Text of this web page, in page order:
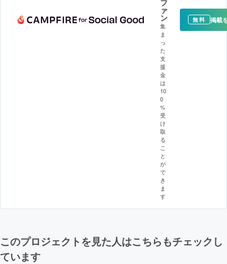
フ
ァ
ン
集
ま
っ
た
支
援
金
は
10
0
%
受
け
取
る
こ
と
が
で
き
ま
す
無料 掲載
このプロジェクトを見た人はこちらもチェックし
ています